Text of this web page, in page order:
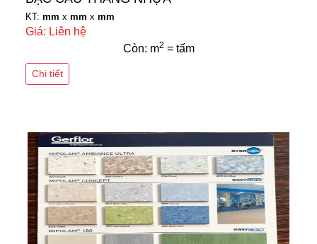
KT: mm x mm x mm
Giá: Liên hệ
Còn: m2 = tấm
Chi tiết